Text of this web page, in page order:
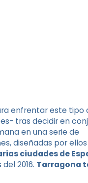
enfrentar este tipo
tras decidir en
en una serie de
diseñadas por ellos
ciudades de
2016. Tarragona